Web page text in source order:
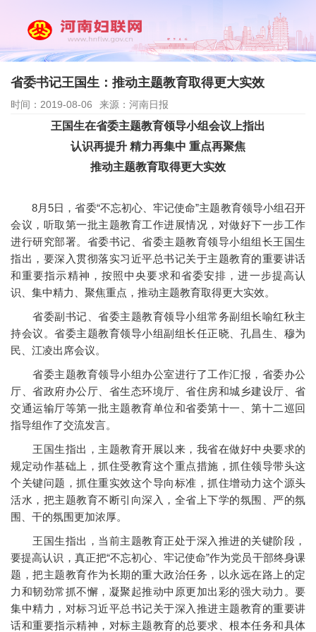
省委书记王国生：推动主题教育取得更大实效
时间：2019-08-06 来源：河南日报
王国生在省委主题教育领导小组会议上指出
认识再提升 精力再集中 重点再聚焦
推动主题教育取得更大实效
8月5日，省委“不忘初心、牢记使命”主题教育领导小组召开
会议，听取第一批主题教育工作进展情况，对做好下一步工作
进行研究部署。省委书记、省委主题教育领导小组组长王国生
指出，要深入贯彻落实习近平总书记关于主题教育的重要讲话
和重要指示精神，按照中央要求和省委安排，进一步提高认
识、集中精力、聚焦重点，推动主题教育取得更大实效。
省委副书记、省委主题教育领导小组常务副组长喻红秋主
持会议。省委主题教育领导小组副组长任正晓、孔昌生、穆为
民、江凌出席会议。
省委主题教育领导小组办公室进行了工作汇报，省委办公
厅、省政府办公厅、省生态环境厅、省住房和城乡建设厅、省
交通运输厅等第一批主题教育单位和省委第十一、第十二巡回
指导组作了交流发言。
王国生指出，主题教育开展以来，我省在做好中央要求的
规定动作基础上，抓住受教育这个重点措施，抓住领导带头这
个关键问题，抓住重实效这个导向标准，抓住增动力这个源头
活水，把主题教育不断引向深入，全省上下学的氛围、严的氛
围、干的氛围更加浓厚。
王国生指出，当前主题教育正处于深入推进的关键阶段，
要提高认识，真正把“不忘初心、牢记使命”作为党员干部终身课
题，把主题教育作为长期的重大政治任务，以永远在路上的定
力和韧劲常抓不懈，凝聚起推动中原更加出彩的强大动力。要
集中精力，对标习近平总书记关于深入推进主题教育的重要讲
话和重要指示精神，对标主题教育的总要求、根本任务和具体